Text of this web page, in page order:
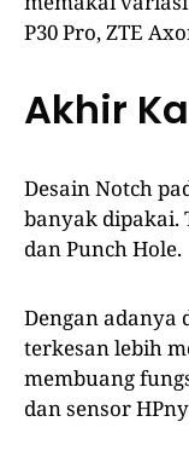
P30 Pro, ZTE
Akhir
Desain Notch
banyak dipakai.
dan Punch Hole.
Dengan adanya
terkesan lebih
membuang
dan sensor